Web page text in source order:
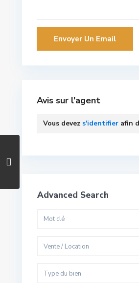
Avis sur l'agent
Vous devez s'identifier afin
Advanced Search
Vente / Location
Type du bien